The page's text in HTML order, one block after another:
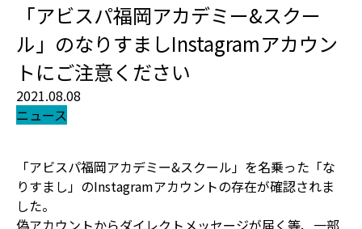
「アビスパ福岡アカデミー&スクー
ル」のなりすましInstagramアカウン
トにご注意ください
2021.08.08
ニュース
「アビスパ福岡アカデミー&スクール」を名乗った「な
りすまし」のInstagramアカウントの存在が確認されま
した。
偽アカウントからダイレクトメッセージが届く等、一部